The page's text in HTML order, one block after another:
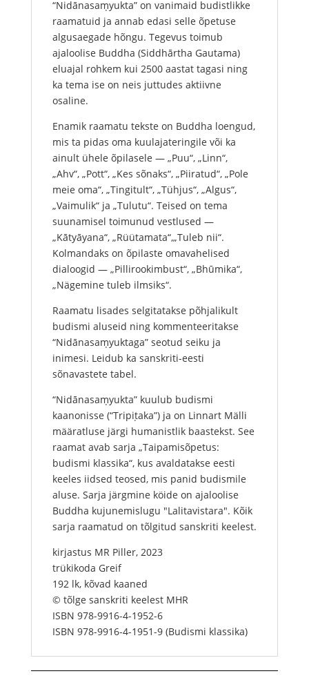
“Nidānasaṃyukta” on vanimaid budistlikke
raamatuid ja annab edasi selle õpetuse
algusaegade hõngu. Tegevus toimub
ajaloolise Buddha (Siddhārtha Gautama)
eluajal rohkem kui 2500 aastat tagasi ning
ka tema ise on neis juttudes aktiivne
osaline.
Enamik raamatu tekste on Buddha loengud,
mis ta pidas oma kuulajateringile või ka
ainult ühele õpilasele — „Puu“, „Linn“,
„Ahv“, „Pott“, „Kes sõnaks“, „Piiratud“, „Pole
meie oma“, „Tingitult“, „Tühjus“, „Algus“,
„Vaimulik“ ja „Tulutu“. Teised on tema
suunamisel toimunud vestlused —
„Kātyāyana“, „Rüütamata“,„Tuleb nii“.
Kolmandaks on õpilaste omavahelised
dialoogid — „Pillirookimbust“, „Bhūmika“,
„Nägemine tuleb ilmsiks“.
Raamatu lisades selgitatakse põhjalikult
budismi aluseid ning kommenteeritakse
“Nidānasaṃyuktaga” seotud seiku ja
inimesi. Leidub ka sanskriti-eesti
sõnavastete tabel.
“Nidānasaṃyukta” kuulub budismi
kaanonisse (“Tripiṭaka”) ja on Linnart Mälli
määratluse järgi humanistlik baastekst. See
raamat avab sarja „Taipamisõpetus:
budismi klassika“, kus avaldatakse eesti
keeles iidsed teosed, mis panid budismile
aluse. Sarja järgmine köide on ajaloolise
Buddha kujunemislugu "Lalitavistara". Kõik
sarja raamatud on tõlgitud sanskriti keelest.
kirjastus MR Piller, 2023
trükikoda Greif
192 lk, kõvad kaaned
© tõlge sanskriti keelest MHR
ISBN 978-9916-4-1952-6
ISBN 978-9916-4-1951-9 (Budismi klassika)